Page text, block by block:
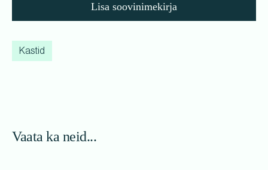
Lisa soovinimekirja
Kastid
Vaata ka neid...